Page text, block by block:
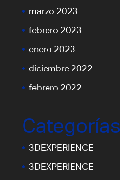
marzo 2023
febrero 2023
enero 2023
diciembre 2022
febrero 2022
Categorías
3DEXPERIENCE
3DEXPERIENCE